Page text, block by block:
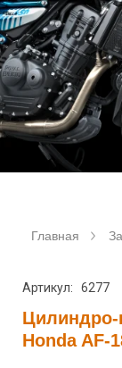
Главная
Артикул: 6277
Цилиндро-
Honda AF-